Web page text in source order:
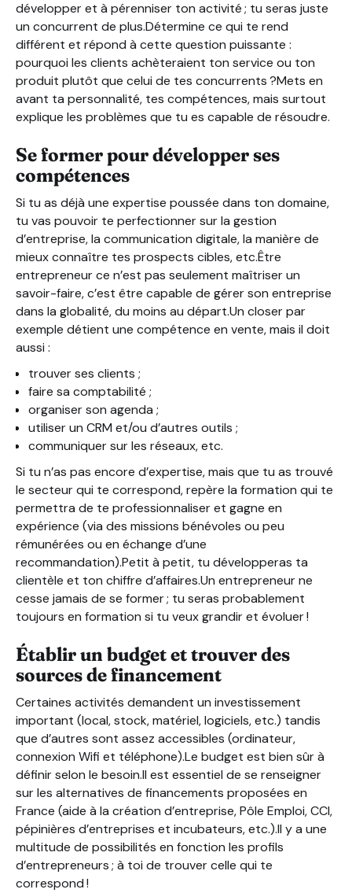
développer et à pérenniser ton activité ; tu seras juste
un concurrent de plus.Détermine ce qui te rend
différent et répond à cette question puissante :
pourquoi les clients achèteraient ton service ou ton
produit plutôt que celui de tes concurrents ?Mets en
avant ta personnalité, tes compétences, mais surtout
explique les problèmes que tu es capable de résoudre.
Se former pour développer ses
compétences
Si tu as déjà une expertise poussée dans ton domaine,
tu vas pouvoir te perfectionner sur la gestion
d’entreprise, la communication digitale, la manière de
mieux connaître tes prospects cibles, etc.Être
entrepreneur ce n’est pas seulement maîtriser un
savoir-faire, c’est être capable de gérer son entreprise
dans la globalité, du moins au départ.Un closer par
exemple détient une compétence en vente, mais il doit
aussi :
trouver ses clients ;
faire sa comptabilité ;
organiser son agenda ;
utiliser un CRM et/ou d’autres outils ;
communiquer sur les réseaux, etc.
Si tu n’as pas encore d’expertise, mais que tu as trouvé
le secteur qui te correspond, repère la formation qui te
permettra de te professionnaliser et gagne en
expérience (via des missions bénévoles ou peu
rémunérées ou en échange d’une
recommandation).Petit à petit, tu développeras ta
clientèle et ton chiffre d’affaires.Un entrepreneur ne
cesse jamais de se former ; tu seras probablement
toujours en formation si tu veux grandir et évoluer !
Établir un budget et trouver des
sources de financement
Certaines activités demandent un investissement
important (local, stock, matériel, logiciels, etc.) tandis
que d’autres sont assez accessibles (ordinateur,
connexion Wifi et téléphone).Le budget est bien sûr à
définir selon le besoin.Il est essentiel de se renseigner
sur les alternatives de financements proposées en
France (aide à la création d’entreprise, Pôle Emploi, CCI,
pépinières d’entreprises et incubateurs, etc.).Il y a une
multitude de possibilités en fonction les profils
d’entrepreneurs ; à toi de trouver celle qui te
correspond !